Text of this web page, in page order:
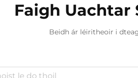
Faigh Uachtar
Beidh ár léiritheoir i